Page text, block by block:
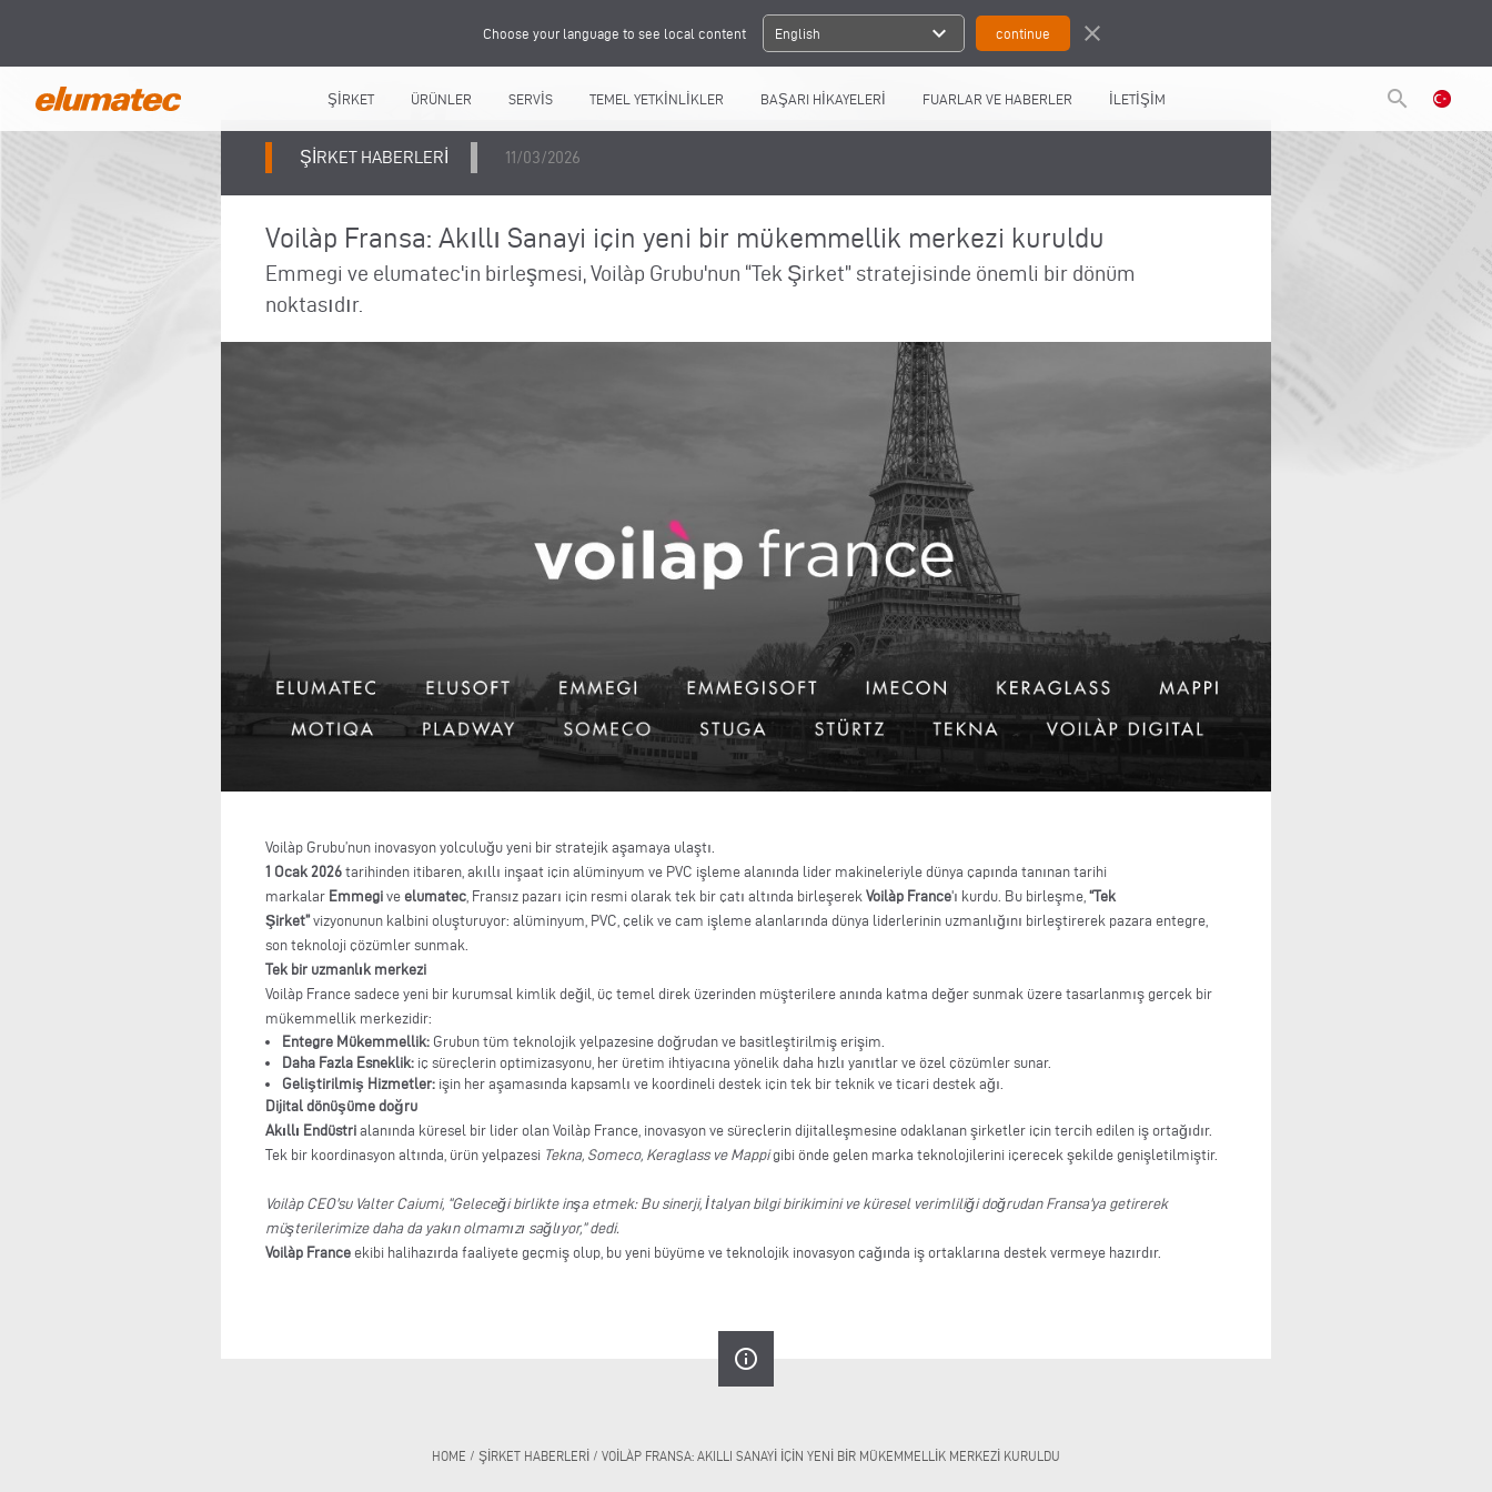
Choose your language to see local content English expand_more close
ŞİRKET ÜRÜNLER SERVİS TEMEL YETKİNLİKLER BAŞARI HİKAYELERİ FUARLAR VE HABERLER İLETİŞİM search
ŞIRKET HABERLERI 11/03/2026
Voilàp Fransa: Akıllı Sanayi için yeni bir mükemmellik merkezi kuruldu
Emmegi ve elumatec'in birleşmesi, Voilàp Grubu'nun “Tek Şirket” stratejisinde önemli bir dönüm
noktasıdır.
Voilàp Grubu’nun inovasyon yolculuğu yeni bir stratejik aşamaya ulaştı.
1 Ocak 2026 tarihinden itibaren, akıllı inşaat için alüminyum ve PVC işleme alanında lider makineleriyle dünya çapında tanınan tarihi
markalar Emmegi ve elumatec, Fransız pazarı için resmi olarak tek bir çatı altında birleşerek Voilàp France'ı kurdu. Bu birleşme, “Tek
Şirket”vizyonunun kalbini oluşturuyor: alüminyum, PVC, çelik ve cam işleme alanlarında dünya liderlerinin uzmanlığını birleştirerek pazara entegre,
son teknoloji çözümler sunmak.
Tek bir uzmanlık merkezi
Voilàp France sadece yeni bir kurumsal kimlik değil, üç temel direk üzerinden müşterilere anında katma değer sunmak üzere tasarlanmış gerçek bir
mükemmellik merkezidir:
Entegre Mükemmellik: Grubun tüm teknolojik yelpazesine doğrudan ve basitleştirilmiş erişim.
Daha Fazla Esneklik: iç süreçlerin optimizasyonu, her üretim ihtiyacına yönelik daha hızlı yanıtlar ve özel çözümler sunar.
Geliştirilmiş Hizmetler: işin her aşamasında kapsamlı ve koordineli destek için tek bir teknik ve ticari destek ağı.
Dijital dönüşüme doğru
Akıllı Endüstri alanında küresel bir lider olan Voilàp France, inovasyon ve süreçlerin dijitalleşmesine odaklanan şirketler için tercih edilen iş ortağıdır.
Tek bir koordinasyon altında, ürün yelpazesi Tekna, Someco, Keraglass ve Mappigibi önde gelen marka teknolojilerini içerecek şekilde genişletilmiştir.
Voilàp CEO'su Valter Caiumi, “Geleceği birlikte inşa etmek: Bu sinerji, İtalyan bilgi birikimini ve küresel verimliliği doğrudan Fransa'ya getirerek
müşterilerimize daha da yakın olmamızı sağlıyor,” dedi.
Voilàp France ekibi halihazırda faaliyete geçmiş olup, bu yeni büyüme ve teknolojik inovasyon çağında iş ortaklarına destek vermeye hazırdır.
info_outline
HOME / ŞIRKET HABERLERI / VOILÀP FRANSA: AKILLI SANAYI IÇIN YENI BIR MÜKEMMELLIK MERKEZI KURULDU